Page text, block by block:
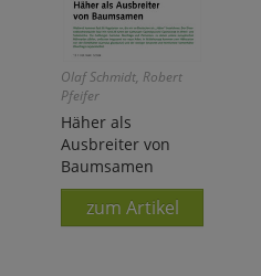
Olaf Schmidt, Robert
Pfeifer
Häher als
Ausbreiter von
Baumsamen
zum Artikel